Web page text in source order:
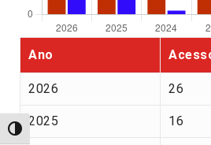
Alternar alto contraste
Ano
2026 26
2025 16